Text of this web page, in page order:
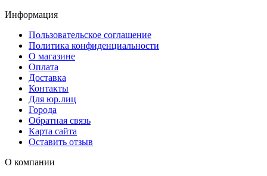
Информация
Пользовательское соглашение
Политика конфиденциальности
О магазине
Оплата
Доставка
Контакты
Для юр.лиц
Города
Обратная связь
Карта сайта
Оставить отзыв
О компании